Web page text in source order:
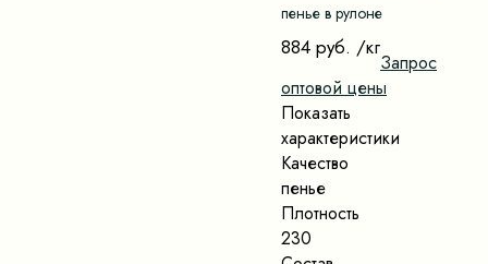
пенье в рулоне
884 руб. /кг
Запрос
оптовой цены
Показать
характеристики
Качество
пенье
Плотность
230